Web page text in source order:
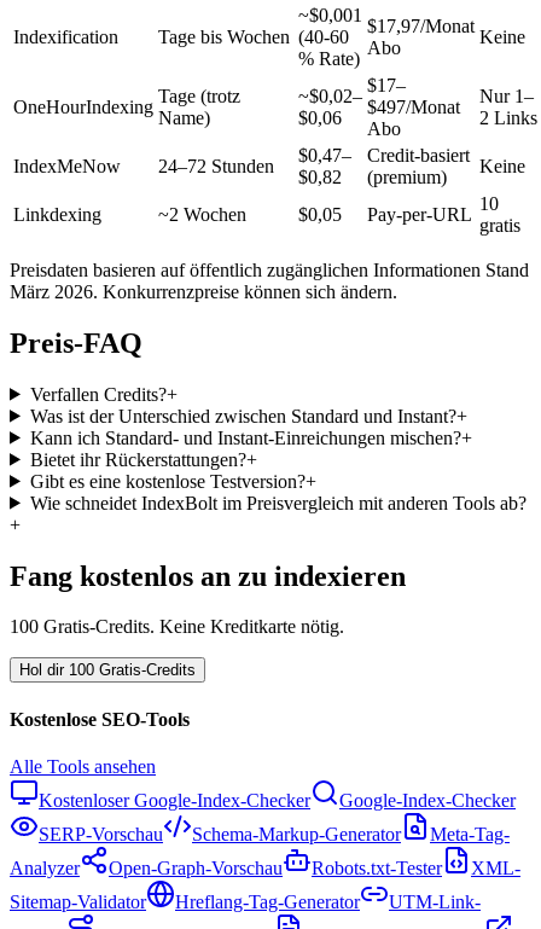
Indexification Tage bis Wochen
~$0,001
(40-60
% Rate)
$17,97/Monat
Abo
Keine
OneHourIndexing
Tage (trotz
Name)
~$0,02–
$0,06
$17–
$497/Monat
Abo
Nur 1–
2 Links
IndexMeNow 24–72 Stunden
$0,47–
$0,82
Credit-basiert
(premium)
Keine
Linkdexing ~2 Wochen $0,05 Pay-per-URL
10
gratis
Preisdaten basieren auf öffentlich zugänglichen Informationen Stand
März 2026. Konkurrenzpreise können sich ändern.
Preis-FAQ
Verfallen Credits?+
Was ist der Unterschied zwischen Standard und Instant?+
Kann ich Standard- und Instant-Einreichungen mischen?+
Bietet ihr Rückerstattungen?+
Gibt es eine kostenlose Testversion?+
Wie schneidet IndexBolt im Preisvergleich mit anderen Tools ab?
+
Fang kostenlos an zu indexieren
100 Gratis-Credits. Keine Kreditkarte nötig.
Hol dir 100 Gratis-Credits
Kostenlose SEO-Tools
Alle Tools ansehen
Kostenloser Google-Index-Checker
Google-Index-Checker
SERP-Vorschau
Schema-Markup-Generator
Meta-Tag-
Analyzer
Open-Graph-Vorschau Robots.txt-Tester
XML-
Sitemap-Validator
Hreflang-Tag-Generator
UTM-Link-